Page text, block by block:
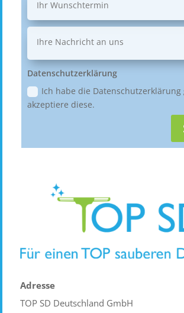
Datenschutzerklärung
Ich habe die Datenschutzerklärung
akzeptiere diese.
Adresse
TOP SD Deutschland GmbH